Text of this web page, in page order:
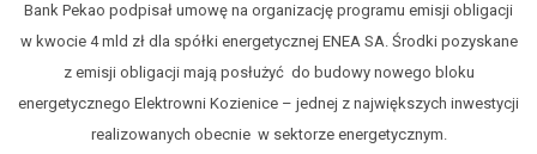
Bank Pekao podpisał umowę na organizację programu emisji obligacji
w kwocie 4 mld zł dla spółki energetycznej ENEA SA. Środki pozyskane
z emisji obligacji mają posłużyć do budowy nowego bloku
energetycznego Elektrowni Kozienice – jednej z największych inwestycji
realizowanych obecnie w sektorze energetycznym.